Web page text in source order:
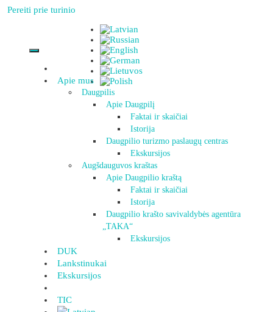
Pereiti prie turinio
Apie mus
Daugpilis
Apie Daugpilį
Faktai ir skaičiai
Istorija
Daugpilio turizmo paslaugų centras
Ekskursijos
Augšdauguvos kraštas
Apie Daugpilio kraštą
Faktai ir skaičiai
Istorija
Daugpilio krašto savivaldybės agentūra
„TAKA“
Ekskursijos
DUK
Lankstinukai
Ekskursijos
TIC